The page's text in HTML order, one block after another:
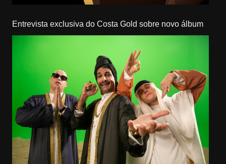
Entrevista exclusiva do Costa Gold sobre novo álbum